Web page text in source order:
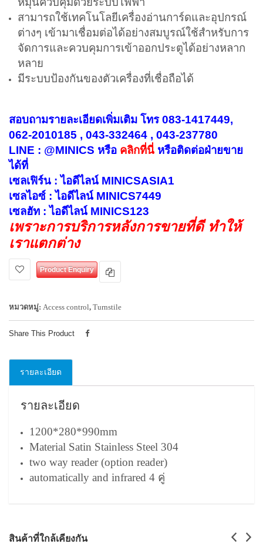
สามารถใช้เทคโนโลยีเครื่องอ่านการ์ดและอุปกรณ์
ต่างๆ เข้ามาเชื่อมต่อได้อย่างสมบูรณ์ใช้สำหรับการ
จัดการและควบคุมการเข้าออกประตูได้อย่างหลาก
หลาย
มีระบบป้องกันของตัวเครื่องที่เชื่อถือได้
สอบถามรายละเอียดเพิ่มเติม โทร 083-1417449,
062-2010185 , 043-332464 , 043-237780
LINE : @MINICS หรือ คลิกที่นี่ หรือติดต่อฝ่ายขาย
ได้ที่
เซลเฟิร์น : ไอดีไลน์ MINICSASIA1
เซลไอซ์ : ไอดีไลน์ MINICS7449
เซลฮัท : ไอดีไลน์ MINICS123
เพราะการบริการหลังการขายที่ดี ทำให้
เราแตกต่าง
Product Enquiry
หมวดหมู่: Access control, Turnstile
Share This Product
รายละเอียด
รายละเอียด
1200*280*990mm
Material Satin Stainless Steel 304
two way reader (option reader)
automatically and infrared 4 คู่
สินค้าที่ใกล้เคียงกัน